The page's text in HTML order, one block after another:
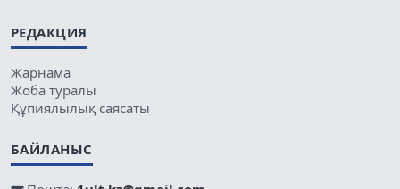
РЕДАКЦИЯ
Жарнама
Жоба туралы
Құпиялылық саясаты
БАЙЛАНЫС